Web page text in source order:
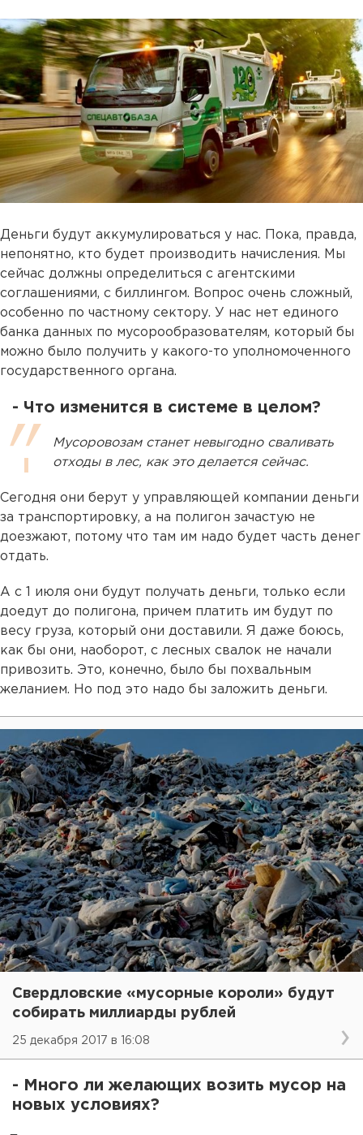
Деньги будут аккумулироваться у нас. Пока, правда,
непонятно, кто будет производить начисления. Мы
сейчас должны определиться с агентскими
соглашениями, с биллингом. Вопрос очень сложный,
особенно по частному сектору. У нас нет единого
банка данных по мусорообразователям, который бы
можно было получить у какого-то уполномоченного
государственного органа.
- Что изменится в системе в целом?
Мусоровозам станет невыгодно сваливать
отходы в лес, как это делается сейчас.
Сегодня они берут у управляющей компании деньги
за транспортировку, а на полигон зачастую не
доезжают, потому что там им надо будет часть денег
отдать.
А с 1 июля они будут получать деньги, только если
доедут до полигона, причем платить им будут по
весу груза, который они доставили. Я даже боюсь,
как бы они, наоборот, с лесных свалок не начали
привозить. Это, конечно, было бы похвальным
желанием. Но под это надо бы заложить деньги.
Свердловские «мусорные короли» будут
собирать миллиарды рублей
25 декабря 2017 в 16:08
- Много ли желающих возить мусор на
новых условиях?